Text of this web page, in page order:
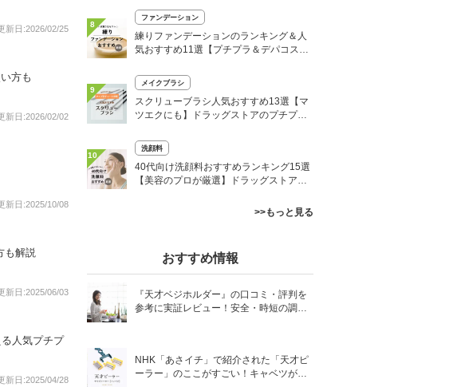
新日:2026/02/25
方も
新日:2026/02/02
新日:2025/10/08
も解説
新日:2025/06/03
人気プチプ
新日:2025/04/28
8
ファンデーション
練りファンデーションのランキング＆人
気おすすめ11選【プチプラ＆デパコス】
9
メイクブラシ
スクリューブラシ人気おすすめ13選【マ
ツエクにも】ドラッグストアのプチプラ
10
洗顔料
40代向け洗顔料おすすめランキング15選
【美容のプロが厳選】ドラッグストアで
>>もっと見る
おすすめ情報
『天才ベジホルダー』の口コミ・評判を
参考に実証レビュー！安全・時短の調理
NHK「あさイチ」で紹介された「天才ピ
ーラー」のここがすごい！キャベツがほ